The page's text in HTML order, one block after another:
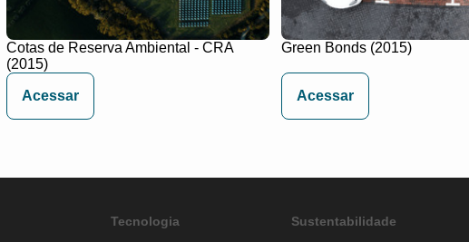
Cotas de Reserva Ambiental - CRA
(2015)
Acessar
Green Bonds (2015)
Acessar
Tecnologia
Sustentabilidade